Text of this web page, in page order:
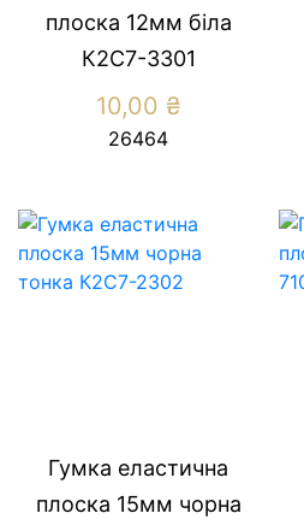
плоска 12мм біла
К2С7-3301
10,00 ₴
26464
Гумка еластична
плоска 15мм чорна